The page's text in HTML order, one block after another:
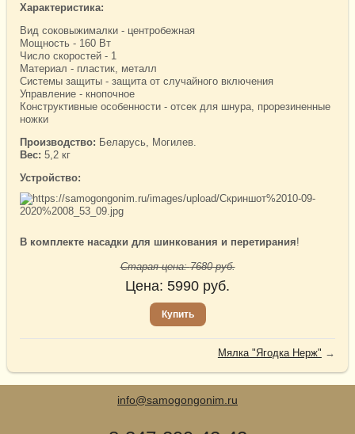
Характеристика:
Вид соковыжималки - центробежная
Мощность - 160 Вт
Число скоростей - 1
Материал - пластик, металл
Системы защиты - защита от случайного включения
Управление - кнопочное
Конструктивные особенности - отсек для шнура, прорезиненные
ножки
Производство: Беларусь, Могилев.
Вес:5,2 кг
Устройство:
В комплекте насадки для шинкования и перетирания!
Старая цена:7680руб.
Цена: 5990 руб.
Купить
Мялка "Ягодка Нерж" →
info@samogongonim.ru